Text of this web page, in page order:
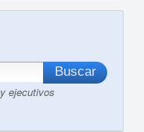
ejecutivos